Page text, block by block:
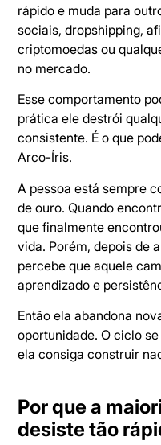
rápido e muda para
sociais, dropshipping,
criptomoedas ou
no mercado.
Esse comportamento
prática ele destrói
consistente. É o que
Arco-Íris.
A pessoa está sempre
de ouro. Quando
que finalmente
vida. Porém, depois de
percebe que aquele
aprendizado e
Então ela abandona
oportunidade. O ciclo
ela consiga construir
Por que a
desiste tão